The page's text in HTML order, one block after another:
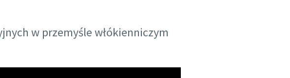
w przemyśle włókienniczym